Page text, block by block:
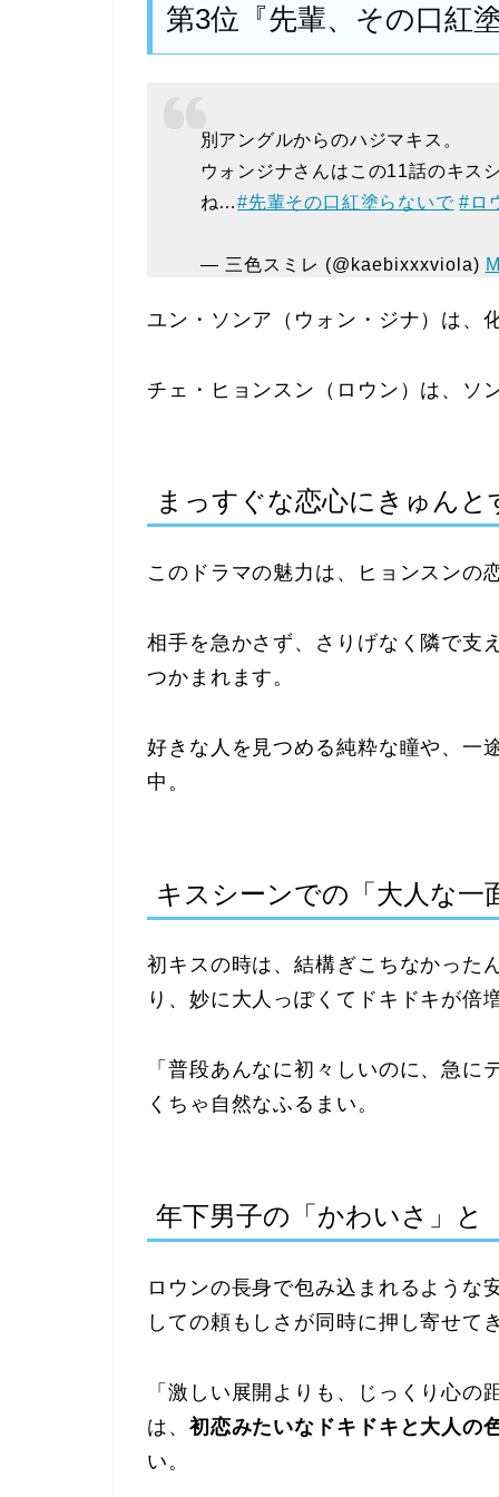
第3位『先輩、その口紅
別アングルからのハジマキス。
ウォンジナさんはこの11話のキス
ね…#先輩その口紅塗らないで #ロ
— 三色スミレ (@kaebixxxviola)
ユン・ソンア（ウォン・ジナ）は、
チェ・ヒョンスン（ロウン）は、ソ
まっすぐな恋心にきゅんと
このドラマの魅力は、ヒョンスンの
相手を急かさず、さりげなく隣で支
つかまれます。
好きな人を見つめる純粋な瞳や、一
中。
キスシーンでの「大人な一
初キスの時は、結構ぎこちなかった
り、妙に大人っぽくてドキドキが倍
「普段あんなに初々しいのに、急
くちゃ自然なふるまい。
年下男子の「かわいさ」と
ロウンの長身で包み込まれるような
しての頼もしさが同時に押し寄せて
「激しい展開よりも、じっくり心
は、 初恋みたいなドキドキと大人の
い。